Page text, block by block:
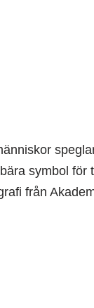
symbol för
från